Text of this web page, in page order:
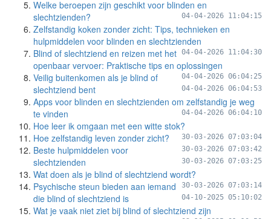
Welke beroepen zijn geschikt voor blinden en
slechtzienden?
04-04-2026 11:04:15
Zelfstandig koken zonder zicht: Tips, technieken en
hulpmiddelen voor blinden en slechtzienden
04-04-2026 11:04:30
Blind of slechtziend en reizen met het
openbaar vervoer: Praktische tips en oplossingen
04-04-2026 06:04:25
Veilig buitenkomen als je blind of
slechtziend bent
04-04-2026 06:04:53
Apps voor blinden en slechtzienden om zelfstandig je weg
te vinden
04-04-2026 06:04:10
Hoe leer ik omgaan met een witte stok?
30-03-2026 07:03:04
Hoe zelfstandig leven zonder zicht?
30-03-2026 07:03:42
Beste hulpmiddelen voor
slechtzienden
30-03-2026 07:03:25
Wat doen als je blind of slechtziend wordt?
30-03-2026 07:03:14
Psychische steun bieden aan iemand
die blind of slechtziend is
04-10-2025 05:10:02
Wat je vaak niet ziet bij blind of slechtziend zijn